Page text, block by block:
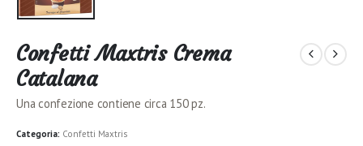
Confetti Maxtris Crema
Catalana
Una confezione contiene circa 150 pz.
Categoria: Confetti Maxtris